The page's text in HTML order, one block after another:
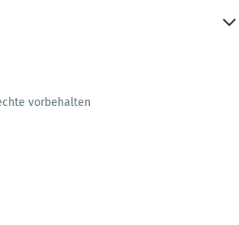
vorbehalten